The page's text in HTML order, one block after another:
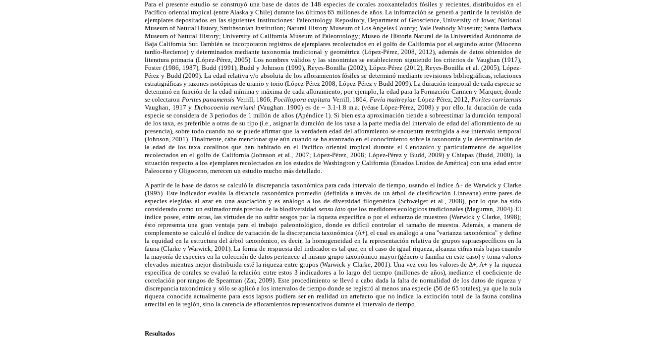
Para el presente estudio se construyó una base de datos de 148 especies de corales zooxantelados fósiles y recientes, distribuidos en el
Pacífico oriental tropical (entre Alaska y Chile) durante los últimos 65 millones de años. La información se generó a partir de la revisión de
ejemplares depositados en las siguientes instituciones: Paleontology Repository, Department of Geoscience, University of Iowa; National
Museum of Natural History, Smithsonian Institution; Natural History Museum of Los Angeles County; Yale Peabody Museum; Santa Barbara
Museum of Natural History; University of California Museum of Paleontology; Museo de Historia Natural de la Universidad Autónoma de
Baja California Sur. También se incorporaron registros de ejemplares recolectados en el golfo de California por el segundo autor (Mioceno
tardío-Reciente) y determinados mediante taxonomía tradicional y geométrica (López-Pérez, 2008, 2012), además de datos obtenidos de
literatura primaria (López-Pérez, 2005). Los nombres válidos y las sinonimias se establecieron siguiendo los criterios de Vaughan (1917),
Foster (1986, 1987), Budd (1991), Budd y Johnson (1999), Reyes-Bonilla (2002), López-Pérez (2012), Reyes-Bonilla et al. (2005), López-
Pérez y Budd (2009). La edad relativa y/o absoluta de los afloramientos fósiles se determinó mediante revisiones bibliográficas, relaciones
estratigráficas y razones isotópicas de uranio y torio (López-Pérez 2008, López-Pérez y Budd 2009). La duración temporal de cada especie se
determinó en función de la edad mínima y máxima de cada afloramiento; por ejemplo, la edad para la Formación Carmen y Marquer, donde
se colectaron Porites panamensis Verrill, 1866, Pocillopora capitata Verrill, 1864, Favia maitreyiae López-Pérez, 2012, Porites carrizensis
Vaughan, 1917 y Dichocoenia merriami (Vaughan. 1900) es de ~ 3.1-1.8 m.a. (véase López-Pérez, 2008) y por ello, la duración de cada
especie se considera de 3 periodos de 1 millón de años (Apéndice 1). Si bien esta aproximación tiende a sobreestimar la duración temporal
de los taxa, es preferible a otras de su tipo (i.e., asignar la duración de los taxa a la parte media del intervalo de edad del afloramiento de su
presencia), sobre todo cuando no se puede afirmar que la verdadera edad del afloramiento se encuentra restringida a ese intervalo temporal
(Johnson, 2001). Finalmente, cabe mencionar que aún cuando se ha avanzado en el conocimiento sobre la taxonomía y la determinación de
la edad de los taxa coralinos que han habitado en el Pacífico oriental tropical durante el Cenozoico y particularmente de aquellos
recolectados en el golfo de California (Johnson et al., 2007; López-Pérez, 2008; López-Pérez y Budd, 2009) y Chiapas (Budd, 2000), la
situación respecto a los ejemplares recolectados en los estados de Washington y California (Estados Unidos de América) con una edad entre
Paleoceno y Oligoceno, merecen un estudio mucho más detallado.
A partir de la base de datos se calculó la discrepancia taxonómica para cada intervalo de tiempo, usando el índice Δ+ de Warwick y Clarke
(1995). Este indicador evalúa la distancia taxonómica promedio (definida a través de un árbol de clasificación Linneana) entre pares de
especies elegidas al azar en una asociación y es análogo a los de diversidad filogenética (Schweiger et al., 2008), por lo que ha sido
considerado como un estimador más preciso de la biodiversidad sensu lato que los medidores ecológicos tradicionales (Magurran, 2004). El
índice posee, entre otras, las virtudes de no sufrir sesgos por la riqueza específica o por el esfuerzo de muestreo (Warwick y Clarke, 1998);
ésto representa una gran ventaja para el trabajo paleontológico, donde es difícil controlar el tamaño de muestra. Además, a manera de
complemento se calculó el índice de variación de la discrepancia taxonómica (Λ+), el cual es análogo a una "varianza taxonómica" y define
la equidad en la estructura del árbol taxonómico, es decir, la homogeneidad en la representación relativa de grupos supraespecíficos en la
fauna (Clarke y Warwick, 2001). La forma de respuesta del indicador es tal que, en el caso de igual riqueza, alcanza cifras más bajas cuando
la mayoría de especies en la colección de datos pertenece al mismo grupo taxonómico mayor (género o familia en este caso) y toma valores
elevados mientras mejor distribuida esté la riqueza entre grupos (Warwick y Clarke, 2001). Una vez con los valores de Δ+, Λ+ y la riqueza
específica de corales se evaluó la relación entre estos 3 indicadores a lo largo del tiempo (millones de años), mediante el coeficiente de
correlación por rangos de Spearman (Zar, 2009). Este procedimiento se llevó a cabo dada la falta de normalidad de los datos de riqueza y
discrepancia taxonómica y sólo se aplicó a los intervalos de tiempo donde se registró al menos una especie (56 de 65 totales), ya que la nula
riqueza conocida actualmente para esos lapsos pudiera ser en realidad un artefacto que no indica la extinción total de la fauna coralina
arrecifal en la región, sino la carencia de afloramientos representativos durante el intervalo de tiempo.
Resultados